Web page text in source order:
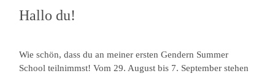
Hallo du!
Wie schön, dass du an meiner ersten Gendern Summer
School teilnimmst! Vom 29. August bis 7. September stehen